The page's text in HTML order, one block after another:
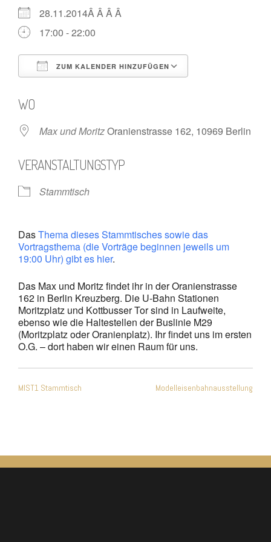
28.11.2014Â Â Â Â
17:00 - 22:00
ZUM KALENDER HINZUFÜGEN
WO
Max und MoritzOranienstrasse 162, 10969 Berlin
VERANSTALTUNGSTYP
Stammtisch
DasThema dieses Stammtisches sowie das
Vortragsthema (die Vorträge beginnen jeweils um
19:00 Uhr) gibt es hier.
Das Max und Moritz findet ihr in der Oranienstrasse
162 in Berlin Kreuzberg. Die U-Bahn Stationen
Moritzplatz und Kottbusser Tor sind in Laufweite,
ebenso wie die Haltestellen der Buslinie M29
(Moritzplatz oder Oranienplatz). Ihr findet uns im ersten
O.G. – dort haben wir einen Raum für uns.
MIST1 Stammtisch Modelleisenbahnausstellung